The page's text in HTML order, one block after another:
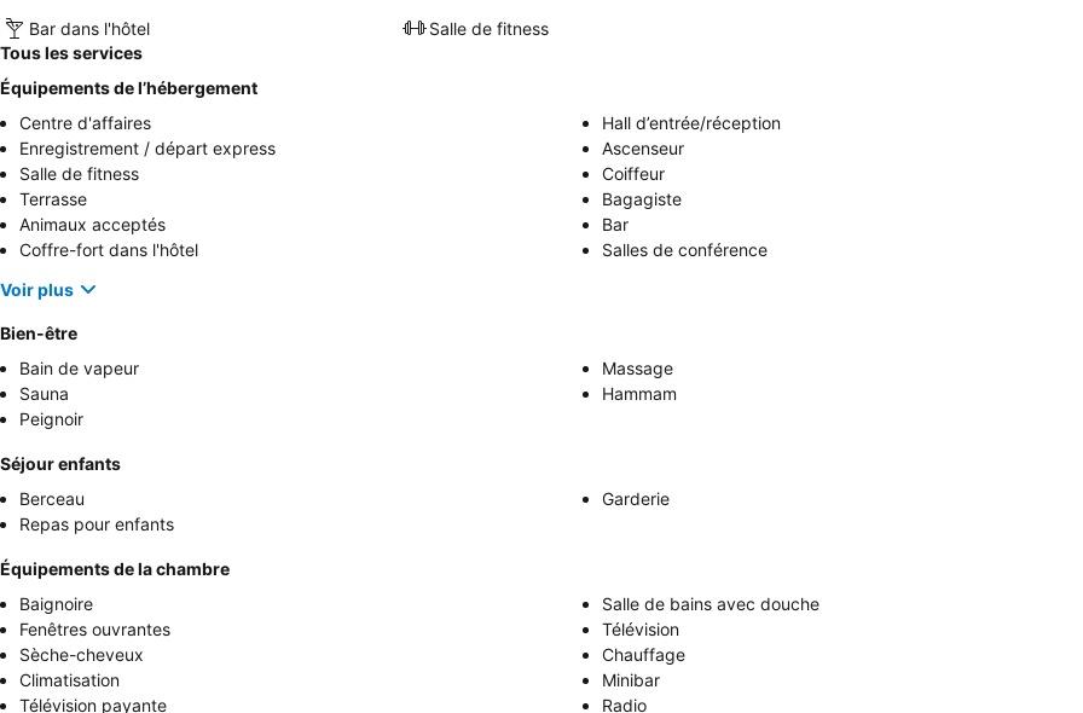
Bar dans l'hôtel
Salle de fitness
Tous les services
Équipements de l’hébergement
Centre d'affaires
Hall d’entrée/réception
Enregistrement / départ express
Ascenseur
Salle de fitness
Coiffeur
Terrasse
Bagagiste
Animaux acceptés
Bar
Coffre-fort dans l'hôtel
Salles de conférence
Voir plus
Bien-être
Bain de vapeur
Massage
Sauna
Hammam
Peignoir
Séjour enfants
Berceau
Garderie
Repas pour enfants
Équipements de la chambre
Baignoire
Salle de bains avec douche
Fenêtres ouvrantes
Télévision
Sèche-cheveux
Chauffage
Climatisation
Minibar
Télévision payante
Radio